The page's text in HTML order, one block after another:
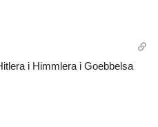
i Himmlera i Goebbelsa